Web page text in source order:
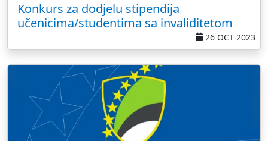
Konkurs za dodjelu stipendija
učenicima/studentima sa invaliditetom
26 OCT 2023